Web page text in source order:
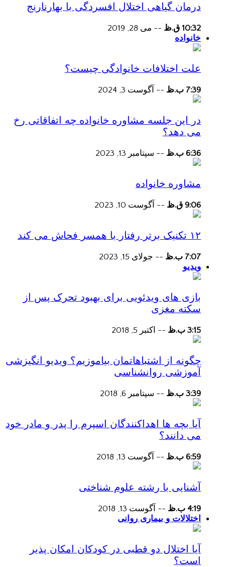
درمان گیاهی اختلال افسردگی با بهارنارنج
10:32 ق.ظ -- می 28, 2019
خانواده
علت اختلافات خانوادگی چیست؟
7:39 ب.ظ -- آگوست 3, 2024
در این جلسه مشاوره خانواده چه اتفاقاتی رخ
می دهد؟
6:36 ب.ظ -- سپتامبر 13, 2023
مشاوره خانواده
9:06 ق.ظ -- آگوست 10, 2023
۱۲ تکنیک برتر رفتار با همسر فحاش می کند
7:07 ب.ظ -- جولای 15, 2023
ویدیو
بازی های ویدئویی برای بهبود تحرک پس از
سکته مغزی
3:15 ب.ظ -- اکتبر 5, 2018
چگونه از اشتباهاتمان بیاموزیم؟ ویدیو انگیزشی
آموزشی روانشناسی
3:39 ب.ظ -- سپتامبر 6, 2018
آیا بچه ها اهداکنندگان اسپرم را پدر و مادر خود
می دانند؟
6:59 ب.ظ -- آگوست 13, 2018
آشنایی با رشته علوم شناختی
4:19 ب.ظ -- آگوست 13, 2018
اختلالات و بیماری روانی
آیا اختلال دو قطبی در کودکان امکان پذیر
است؟